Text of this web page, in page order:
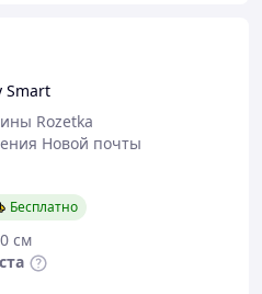
Smart
Rozetka
Новой почты
Бесплатно
см